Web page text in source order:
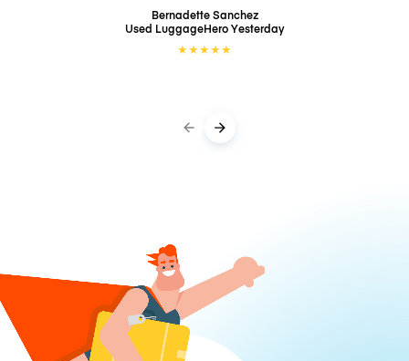
Bernadette Sanchez
Used LuggageHeroYesterday
★★★★★